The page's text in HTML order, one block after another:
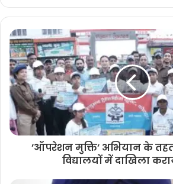
’ऑपरेशन मुक्ति’ अभियान के
विद्यालयों में दाखिला